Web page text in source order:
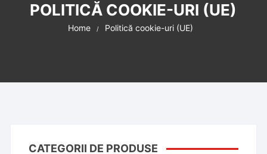
POLITICĂ COOKIE-URI (UE)
Home Politică cookie-uri (UE)
CATEGORII DE PRODUSE